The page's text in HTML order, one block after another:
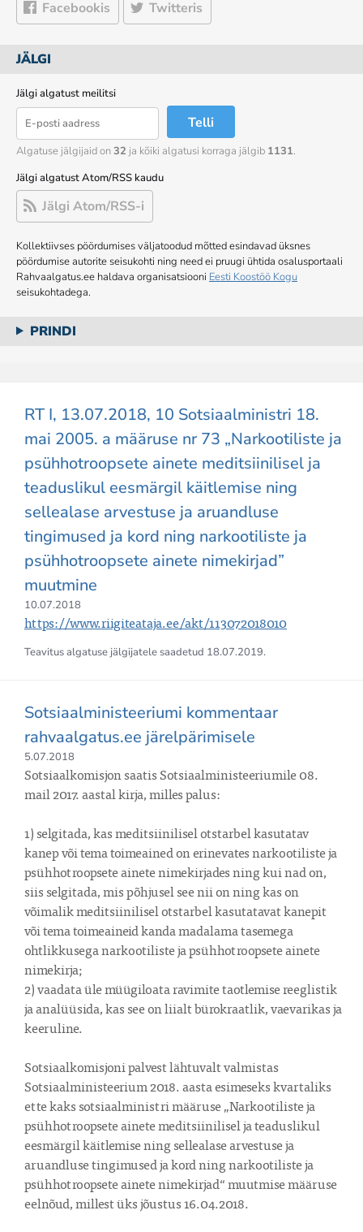
Facebookis Twitteris
JÄLGI
Jälgi algatust meilitsi
Telli
Algatuse jälgijaid on32 ja kõiki algatusi korraga jälgib 1131.
Jälgi algatust Atom/RSS kaudu
Jälgi Atom/RSS-i
Kollektiivses pöördumises väljatoodud mõtted esindavad üksnes
pöördumise autorite seisukohti ning need ei pruugi ühtida osalusportaali
Rahvaalgatus.ee haldava organisatsiooni Eesti Koostöö Kogu
seisukohtadega.
PRINDI
RT I, 13.07.2018, 10 Sotsiaalministri 18.
mai 2005. a määruse nr 73 „Narkootiliste ja
psühhotroopsete ainete meditsiinilisel ja
teaduslikul eesmärgil käitlemise ning
sellealase arvestuse ja aruandluse
tingimused ja kord ning narkootiliste ja
psühhotroopsete ainete nimekirjad”
muutmine
10.07.2018
https://www.riigiteataja.ee/akt/113072018010
Teavitus algatuse jälgijatele saadetud 18.07.2019.
Sotsiaalministeeriumi kommentaar
rahvaalgatus.ee järelpärimisele
5.07.2018
Sotsiaalkomisjon saatis Sotsiaalministeeriumile 08.
mail 2017. aastal kirja, milles palus:
1) selgitada, kas meditsiinilisel otstarbel kasutatav
kanep või tema toimeained on erinevates narkootiliste ja
psühhotroopsete ainete nimekirjades ning kui nad on,
siis selgitada, mis põhjusel see nii on ning kas on
võimalik meditsiinilisel otstarbel kasutatavat kanepit
või tema toimeaineid kanda madalama tasemega
ohtlikkusega narkootiliste ja psühhotroopsete ainete
nimekirja;
2) vaadata üle müügiloata ravimite taotlemise reeglistik
ja analüüsida, kas see on liialt bürokraatlik, vaevarikas ja
keeruline.
Sotsiaalkomisjoni palvest lähtuvalt valmistas
Sotsiaalministeerium 2018. aasta esimeseks kvartaliks
ette kaks sotsiaalministri määruse „Narkootiliste ja
psühhotroopsete ainete meditsiinilisel ja teaduslikul
eesmärgil käitlemise ning sellealase arvestuse ja
aruandluse tingimused ja kord ning narkootiliste ja
psühhotroopsete ainete nimekirjad“ muutmise määruse
eelnõud, millest üks jõustus 16.04.2018.